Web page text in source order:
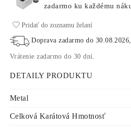
zadarmo ku každému
Pridať do zoznamu želaní
Doprava zadarmo do 30.08.2026
Vrátenie zadarmo do 30 dní.
DETAILY PRODUKTU
Metal
Celková Karátová Hmotnosť